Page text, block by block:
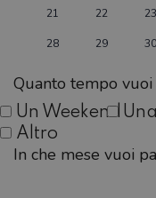
21 22 23
28 29 30
Quanto tempo
Un Weekend
Altro
In che mese vuoi